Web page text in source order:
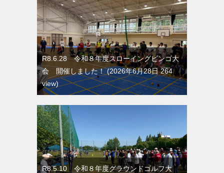
R8.6.28 令和８年度スローイングビンゴ大
会 開催しました！ 2026年6月28日 264
view
R8.5.10 令和８年度グラウンドゴルフ大